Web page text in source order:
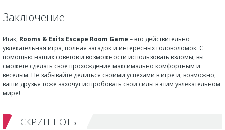
Заключение
Итак, Rooms & Exits Escape Room Game – это действительно
увлекательная игра, полная загадок и интересных головоломок. С
помощью наших советов и возможности использовать взломы, вы
сможете сделать свое прохождение максимально комфортным и
веселым. Не забывайте делиться своими успехами в игре и, возможно,
ваши друзья тоже захочут испробовать свои силы в этим увлекательном
мире!
СКРИНШОТЫ